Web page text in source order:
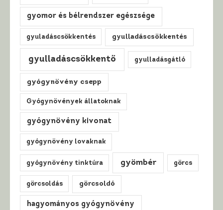
gyomor és bélrendszer egészsége
gyuladáscsökkentés gyulladáscsökkentés
gyulladáscsökkentő gyulladásgátló
gyógynövény csepp
Gyógynövények állatoknak
gyógynövény kivonat
gyógynövény lovaknak
gyógynövény tinktúra gyömbér görcs
görcsoldás görcsoldó
hagyományos gyógynövény